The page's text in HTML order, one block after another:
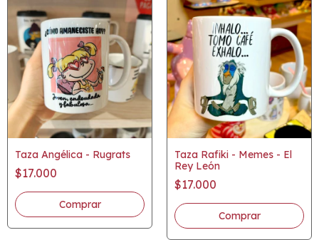
Taza Angélica - Rugrats
$17.000
Taza Rafiki - Memes - El
Rey León
$17.000